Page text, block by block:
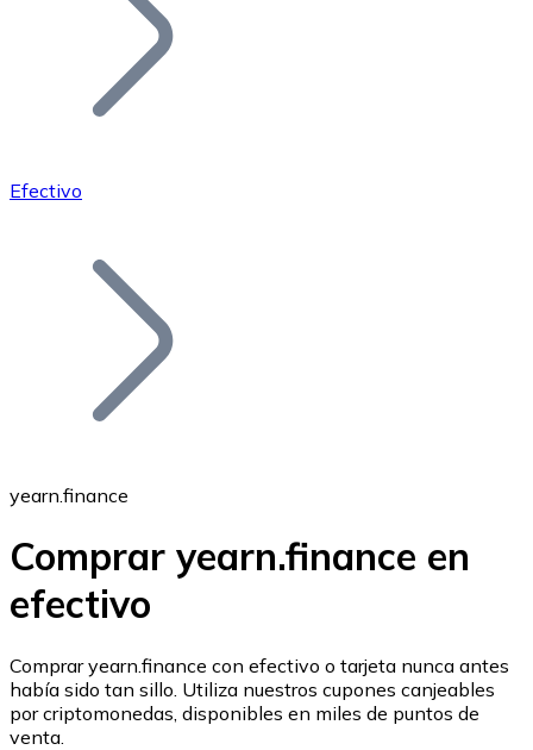
Bitcoin
Ethereum
ETH
Efectivo
yearn.finance
Comprar yearn.finance en
efectivo
Comprar yearn.finance con efectivo o tarjeta nunca antes
había sido tan sillo. Utiliza nuestros cupones canjeables
por criptomonedas, disponibles en miles de puntos de
venta.